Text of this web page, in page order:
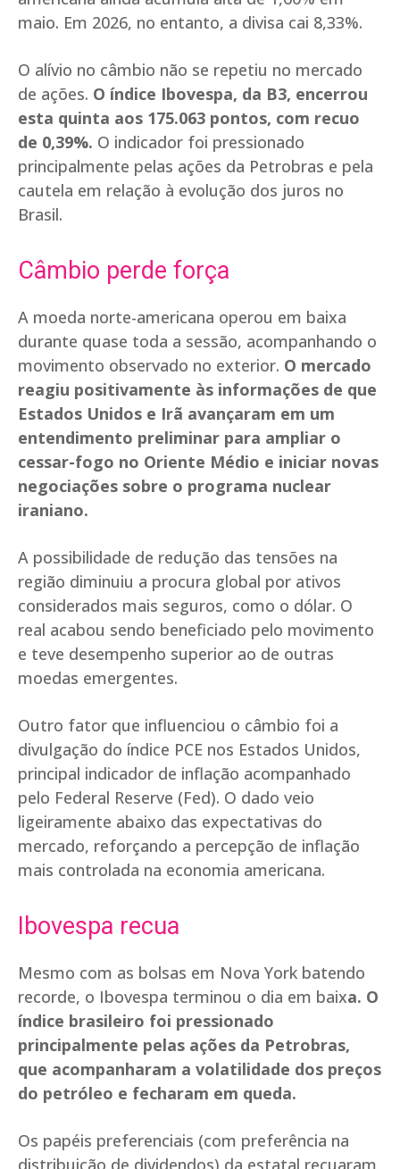
maio. Em 2026, no entanto, a divisa cai 8,33%.
O alívio no câmbio não se repetiu no mercado
de ações. O índice Ibovespa, da B3, encerrou
esta quinta aos 175.063 pontos, com recuo
de 0,39%. O indicador foi pressionado
principalmente pelas ações da Petrobras e pela
cautela em relação à evolução dos juros no
Brasil.
Câmbio perde força
A moeda norte-americana operou em baixa
durante quase toda a sessão, acompanhando o
movimento observado no exterior. O mercado
reagiu positivamente às informações de que
Estados Unidos e Irã avançaram em um
entendimento preliminar para ampliar o
cessar-fogo no Oriente Médio e iniciar novas
negociações sobre o programa nuclear
iraniano.
A possibilidade de redução das tensões na
região diminuiu a procura global por ativos
considerados mais seguros, como o dólar. O
real acabou sendo beneficiado pelo movimento
e teve desempenho superior ao de outras
moedas emergentes.
Outro fator que influenciou o câmbio foi a
divulgação do índice PCE nos Estados Unidos,
principal indicador de inflação acompanhado
pelo Federal Reserve (Fed). O dado veio
ligeiramente abaixo das expectativas do
mercado, reforçando a percepção de inflação
mais controlada na economia americana.
Ibovespa recua
Mesmo com as bolsas em Nova York batendo
recorde, o Ibovespa terminou o dia em baixa. O
índice brasileiro foi pressionado
principalmente pelas ações da Petrobras,
que acompanharam a volatilidade dos preços
do petróleo e fecharam em queda.
Os papéis preferenciais (com preferência na